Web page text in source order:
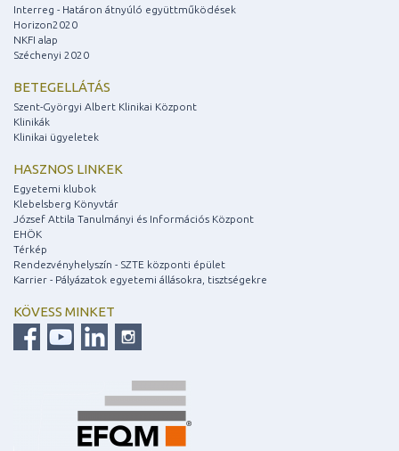
Interreg - Határon átnyúló együttműködések
Horizon2020
NKFI alap
Széchenyi 2020
BETEGELLÁTÁS
Szent-Györgyi Albert Klinikai Központ
Klinikák
Klinikai ügyeletek
HASZNOS LINKEK
Egyetemi klubok
Klebelsberg Könyvtár
József Attila Tanulmányi és Információs Központ
EHÖK
Térkép
Rendezvényhelyszín - SZTE központi épület
Karrier - Pályázatok egyetemi állásokra, tisztségekre
KÖVESS MINKET